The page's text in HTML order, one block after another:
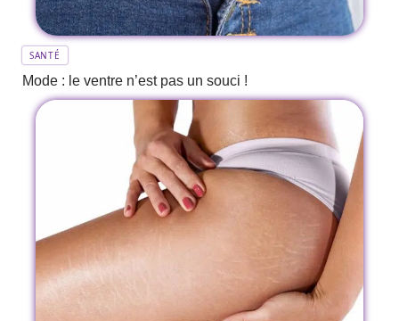
SANTÉ
Mode : le ventre n’est pas un souci !